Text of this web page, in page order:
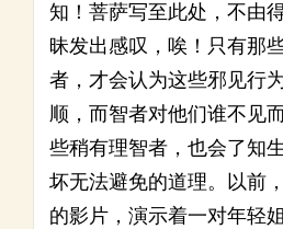
知！菩萨写至此处，不由
昧发出感叹，唉！只有那
者，才会认为这些邪见行
顺，而智者对他们谁不见
些稍有理智者，也会了知
坏无法避免的道理。以前
的影片，演示着一对年轻